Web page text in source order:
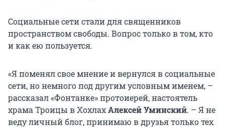
Социальные сети стали для священников
пространством свободы. Вопрос только в том, кто
и как ею пользуется.
«Я поменял свое мнение и вернулся в социальные
сети, но немного под другим условным именем, –
рассказал «Фонтанке» протоиерей, настоятель
храма Троицы в ХохлахАлексей Уминский. – Я не
веду личный блог, принимаю в друзья только тех